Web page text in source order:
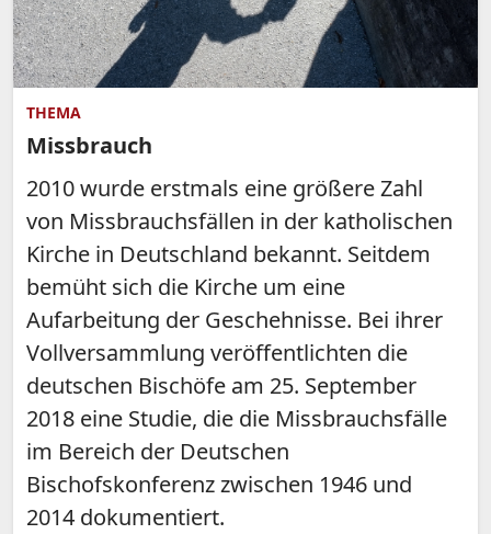
THEMA
Missbrauch
2010 wurde erstmals eine größere Zahl
von Missbrauchsfällen in der katholischen
Kirche in Deutschland bekannt. Seitdem
bemüht sich die Kirche um eine
Aufarbeitung der Geschehnisse. Bei ihrer
Vollversammlung veröffentlichten die
deutschen Bischöfe am 25. September
2018 eine Studie, die die Missbrauchsfälle
im Bereich der Deutschen
Bischofskonferenz zwischen 1946 und
2014 dokumentiert.